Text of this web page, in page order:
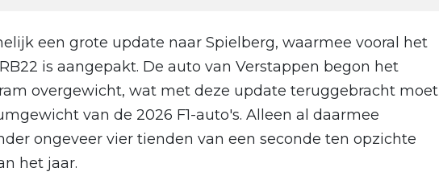
een grote update naar Spielberg, waarmee vooral het
is aangepakt. De auto van Verstappen begon het
overgewicht, wat met deze update teruggebracht moet
van de 2026 F1-auto's. Alleen al daarmee
ongeveer vier tienden van een seconde ten opzichte
het jaar.